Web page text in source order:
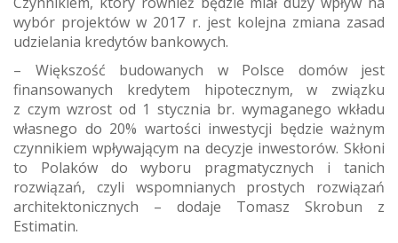
wybór projektów w 2017 r. jest kolejna zmiana zasad
udzielania kredytów bankowych.
– Większość budowanych w Polsce domów jest
finansowanych kredytem hipotecznym, w związku
z czym wzrost od 1 stycznia br. wymaganego wkładu
własnego do 20% wartości inwestycji będzie ważnym
czynnikiem wpływającym na decyzje inwestorów. Skłoni
to Polaków do wyboru pragmatycznych i tanich
rozwiązań, czyli wspomnianych prostych rozwiązań
architektonicznych – dodaje Tomasz Skrobun z
Estimatin.